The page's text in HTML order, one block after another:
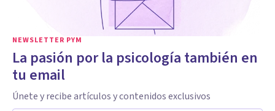
NEWSLETTER PYM
La pasión por la psicología también en
tu email
Únete y recibe artículos y contenidos exclusivos